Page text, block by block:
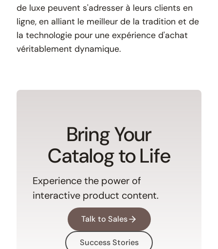
de luxe peuvent s'adresser à leurs clients en
ligne, en alliant le meilleur de la tradition et de
la technologie pour une expérience d'achat
véritablement dynamique.
Bring Your
Catalog to Life
Experience the power of
interactive product content.
Talk to Sales
Success Stories